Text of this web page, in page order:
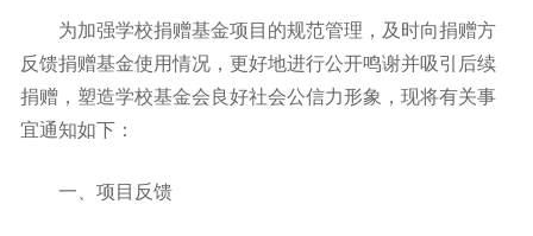
为加强学校捐赠基金项目的规范管理，及时向捐赠方
反馈捐赠基金使用情况，更好地进行公开鸣谢并吸引后续
捐赠，塑造学校基金会良好社会公信力形象，现将有关事
宜通知如下：
一、项目反馈